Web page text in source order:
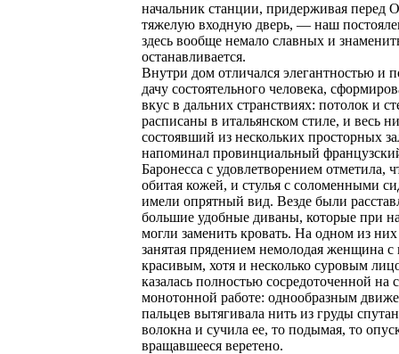
начальник станции, придерживая перед
тяжелую входную дверь, — наш
здесь вообще немало славных и
останавливается.
Внутри дом отличался элегантностью и
дачу состоятельного человека,
вкус в дальних странствиях: потолок и
расписаны в итальянском стиле, и весь
состоявший из нескольких просторных
напоминал провинциальный
Баронесса с удовлетворением отметила,
обитая кожей, и стулья с соломенными
имели опрятный вид. Везде были
большие удобные диваны, которые при
могли заменить кровать. На одном из них
занятая прядением немолодая женщина с
красивым, хотя и несколько суровым
казалась полностью сосредоточенной на
монотонной работе: однообразным
пальцев вытягивала нить из груды
волокна и сучила ее, то подымая, то
вращавшееся веретено.